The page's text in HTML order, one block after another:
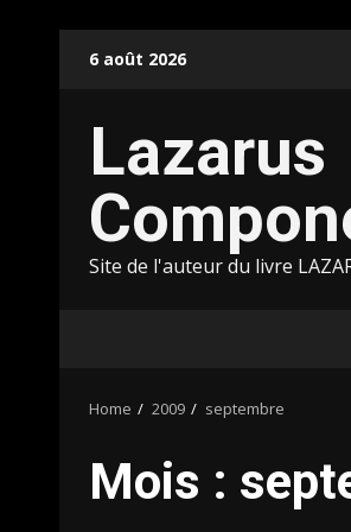
6 août 2026
Lazarus
Site de l'auteur du livre
Home 2009 septembre
Mois :